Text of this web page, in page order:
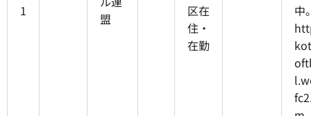
1
盟
区在
住・
在勤
中